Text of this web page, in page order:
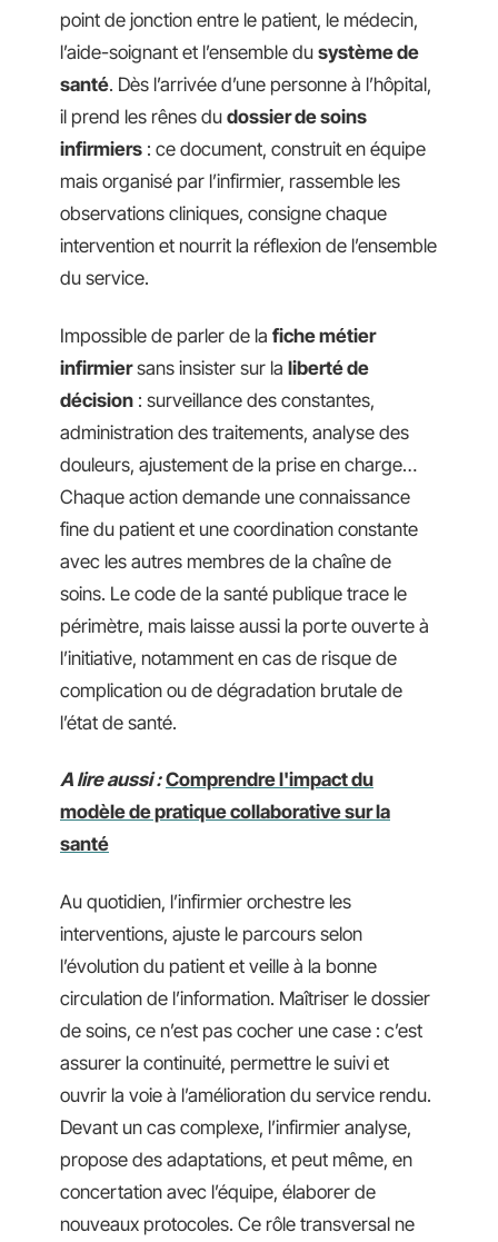
point de jonction entre le patient, le médecin,
l’aide-soignant et l’ensemble du système de
santé. Dès l’arrivée d’une personne à l’hôpital,
il prend les rênes du dossier de soins
infirmiers : ce document, construit en équipe
mais organisé par l’infirmier, rassemble les
observations cliniques, consigne chaque
intervention et nourrit la réflexion de l’ensemble
du service.
Impossible de parler de la fiche métier
infirmiersans insister sur la liberté de
décision : surveillance des constantes,
administration des traitements, analyse des
douleurs, ajustement de la prise en charge…
Chaque action demande une connaissance
fine du patient et une coordination constante
avec les autres membres de la chaîne de
soins. Le code de la santé publique trace le
périmètre, mais laisse aussi la porte ouverte à
l’initiative, notamment en cas de risque de
complication ou de dégradation brutale de
l’état de santé.
A lire aussi : Comprendre l'impact du
modèle de pratique collaborative sur la
santé
Au quotidien, l’infirmier orchestre les
interventions, ajuste le parcours selon
l’évolution du patient et veille à la bonne
circulation de l’information. Maîtriser le dossier
de soins, ce n’est pas cocher une case : c’est
assurer la continuité, permettre le suivi et
ouvrir la voie à l’amélioration du service rendu.
Devant un cas complexe, l’infirmier analyse,
propose des adaptations, et peut même, en
concertation avec l’équipe, élaborer de
nouveaux protocoles. Ce rôle transversal ne